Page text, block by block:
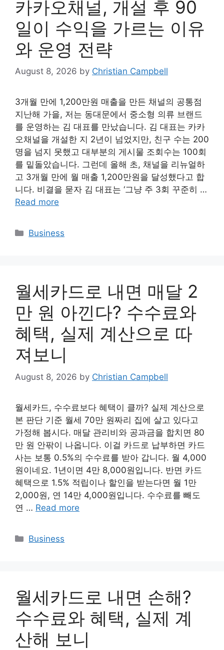
카카오채널, 개설 후 90
일이 수익을 가르는 이유
와 운영 전략
August 8, 2026 by Christian Campbell
3개월 만에 1,200만원 매출을 만든 채널의 공통점
지난해 가을, 저는 동대문에서 중소형 의류 브랜드
를 운영하는 김 대표를 만났습니다. 김 대표는 카카
오채널을 개설한 지 2년이 넘었지만, 친구 수는 200
명을 넘지 못했고 대부분의 게시물 조회수는 100회
를 밑돌았습니다. 그런데 올해 초, 채널을 리뉴얼하
고 3개월 만에 월 매출 1,200만원을 달성했다고 합
니다. 비결을 묻자 김 대표는 ‘그냥 주 3회 꾸준히 …
Read more
Categories
Business
월세카드로 내면 매달 2
만 원 아낀다? 수수료와
혜택, 실제 계산으로 따
져보니
August 8, 2026 by Christian Campbell
월세카드, 수수료보다 혜택이 클까? 실제 계산으로
본 판단 기준 월세 70만 원짜리 집에 살고 있다고
가정해 봅시다. 매달 관리비와 공과금을 합치면 80
만 원 안팎이 나옵니다. 이걸 카드로 납부하면 카드
사는 보통 0.5%의 수수료를 받아 갑니다. 월 4,000
원이네요. 1년이면 4만 8,000원입니다. 반면 카드
혜택으로 1.5% 적립이나 할인을 받는다면 월 1만
2,000원, 연 14만 4,000원입니다. 수수료를 빼도
연 … Read more
Categories
Business
월세카드로 내면 손해?
수수료와 혜택, 실제 계
산해 보니